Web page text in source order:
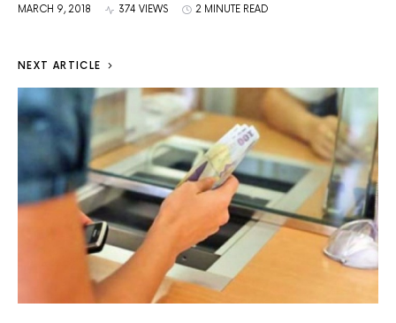
MARCH 9, 2018 374 VIEWS 2 MINUTE READ
NEXT ARTICLE